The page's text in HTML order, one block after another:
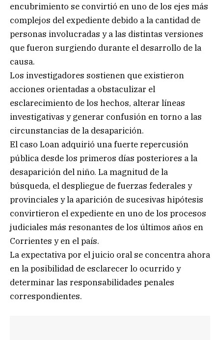
encubrimiento se convirtió en uno de los ejes más
complejos del expediente debido a la cantidad de
personas involucradas y a las distintas versiones
que fueron surgiendo durante el desarrollo de la
causa.
Los investigadores sostienen que existieron
acciones orientadas a obstaculizar el
esclarecimiento de los hechos, alterar líneas
investigativas y generar confusión en torno a las
circunstancias de la desaparición.
El caso Loan adquirió una fuerte repercusión
pública desde los primeros días posteriores a la
desaparición del niño. La magnitud de la
búsqueda, el despliegue de fuerzas federales y
provinciales y la aparición de sucesivas hipótesis
convirtieron el expediente en uno de los procesos
judiciales más resonantes de los últimos años en
Corrientes y en el país.
La expectativa por el juicio oral se concentra ahora
en la posibilidad de esclarecer lo ocurrido y
determinar las responsabilidades penales
correspondientes.